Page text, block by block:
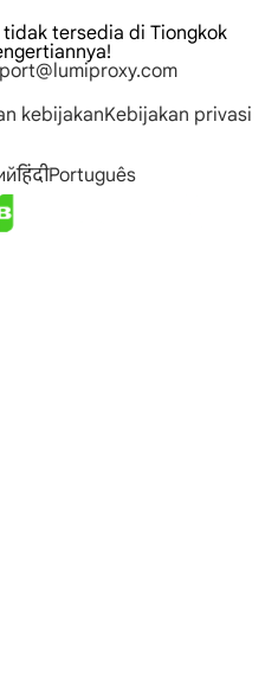
tersedia di Tiongkok
kebijakanKebijakan privasi
हिंदीPortuguês